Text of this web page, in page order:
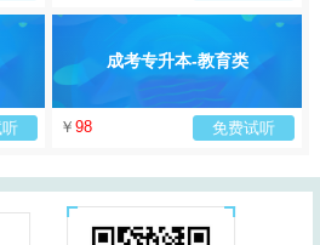
成考专升本-教育类
￥ 98 免费试听